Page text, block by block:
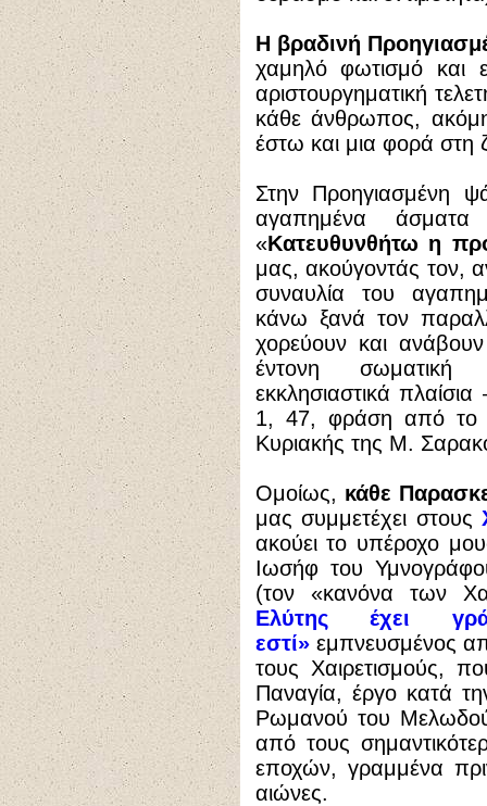
Η βραδινή
χαμηλό φωτισμό και
αριστουργηματική
κάθε άνθρωπος,
έστω και μια φορά στη
Στην Προηγιασμένη
αγαπημένα
«Κατευθυνθήτω η
μας, ακούγοντάς τον,
συναυλία του
κάνω ξανά τον
χορεύουν και
έντονη σωματική
εκκλησιαστικά
1, 47, φράση από το
Κυριακής της Μ.
Ομοίως, κάθε
μας συμμετέχει στους
ακούει το υπέροχο
Ιωσήφ του
(τον «κανόνα των
Ελύτης έχει
εστί» εμπνευσμένος
τους Χαιρετισμούς,
Παναγία, έργο κατά
Ρωμανού του
από τους
εποχών, γραμμένα
αιώνες.